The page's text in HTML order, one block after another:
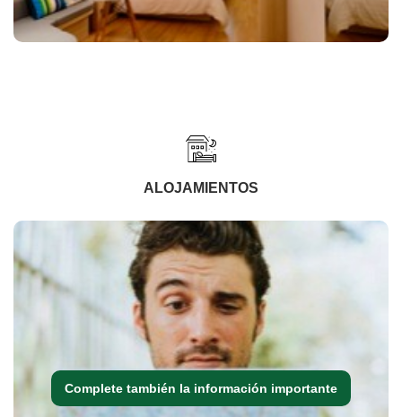
ALOJAMIENTOS
Complete también la información importante